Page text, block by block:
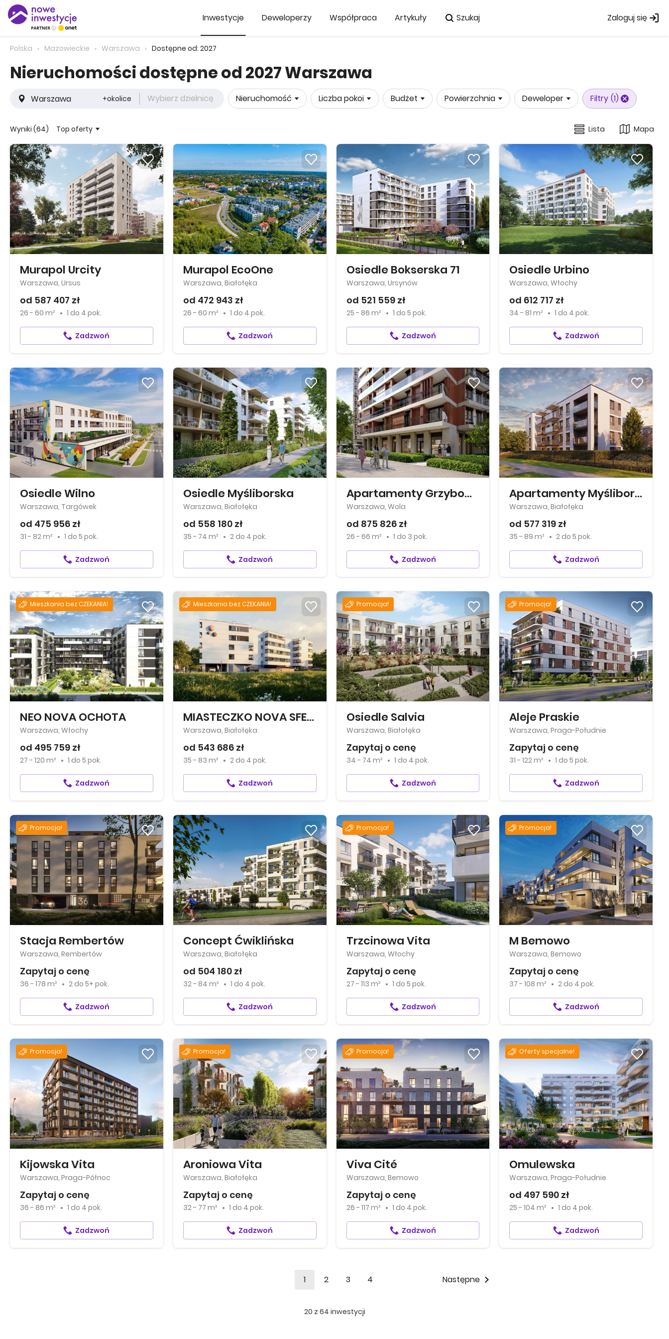
Inwestycje Deweloperzy Współpraca Artykuły Szukaj Zaloguj się
Polska Mazowieckie Warszawa Dostępne od: 2027
Nieruchomości dostępne od 2027 Warszawa
+okolice Wybierz dzielnicę Nieruchomość Liczba pokoi Budżet Powierzchnia Deweloper Filtry (1)
Wyniki (64) Top oferty Lista Mapa
Murapol Urcity
Warszawa, Ursus
od 587 407 zł
26 - 60 m² 1 do 4 pok.
Zadzwoń
Murapol EcoOne
Warszawa, Białołęka
od 472 943 zł
26 - 60 m² 1 do 4 pok.
Zadzwoń
Osiedle Bokserska 71
Warszawa, Ursynów
od 521 559 zł
25 - 86 m² 1 do 5 pok.
Zadzwoń
Osiedle Urbino
Warszawa, Włochy
od 612 717 zł
34 - 81 m² 1 do 4 pok.
Zadzwoń
Osiedle Wilno
Warszawa, Targówek
od 475 956 zł
31 - 82 m² 1 do 5 pok.
Zadzwoń
Osiedle Myśliborska
Warszawa, Białołęka
od 558 180 zł
35 - 74 m² 2do 4 pok.
Zadzwoń
Apartamenty Grzybowska 11
Warszawa, Wola
od 875 826 zł
26 - 66 m² 1 do 3 pok.
Zadzwoń
Apartamenty Myśliborska Park
Warszawa, Białołęka
od 577 319 zł
35 - 89 m² 2 do5 pok.
Zadzwoń
Mieszkania bez CZEKANIA!
NEO NOVA OCHOTA
Warszawa, Włochy
od 495 759 zł
27 - 120 m² 1 do 5 pok.
Zadzwoń
Mieszkania bez CZEKANIA!
MIASTECZKO NOVA SFERA
Warszawa, Białołęka
od 543 686 zł
35 - 83 m² 2do 4 pok.
Zadzwoń
Promocja!
Osiedle Salvia
Warszawa, Białołęka
Zapytaj o cenę
34 - 74 m² 1 do 4 pok.
Zadzwoń
Promocja!
Aleje Praskie
Warszawa, Praga-Południe
Zapytaj o cenę
31 - 122 m² 1 do5 pok.
Zadzwoń
Promocja!
Stacja Rembertów
Warszawa, Rembertów
Zapytaj o cenę
36 - 178 m² 2 do 5+ pok.
Zadzwoń
Concept Ćwiklińska
Warszawa, Białołęka
od 504 180 zł
32 - 84 m² 1 do 4 pok.
Zadzwoń
Promocja!
Trzcinowa Vita
Warszawa, Włochy
Zapytaj o cenę
27 - 113 m² 1 do 5 pok.
Zadzwoń
Promocja!
M Bemowo
Warszawa, Bemowo
Zapytaj o cenę
37 - 108 m² 2 do 4 pok.
Zadzwoń
Promocja!
Kijowska Vita
Warszawa, Praga-Północ
Zapytaj o cenę
36 - 86 m² 1 do 4 pok.
Zadzwoń
Promocja!
Aroniowa Vita
Warszawa, Białołęka
Zapytaj o cenę
32 - 77 m² 1 do 4 pok.
Zadzwoń
Promocja!
Viva Cité
Warszawa, Bemowo
Zapytaj o cenę
26 - 117 m² 1 do 4 pok.
Zadzwoń
Oferty specjalne!
Omulewska
Warszawa, Praga-Południe
od 497 590 zł
25 - 104 m² 1 do 4 pok.
Zadzwoń
1 2 3 4 Następne
20 z 64 inwestycji